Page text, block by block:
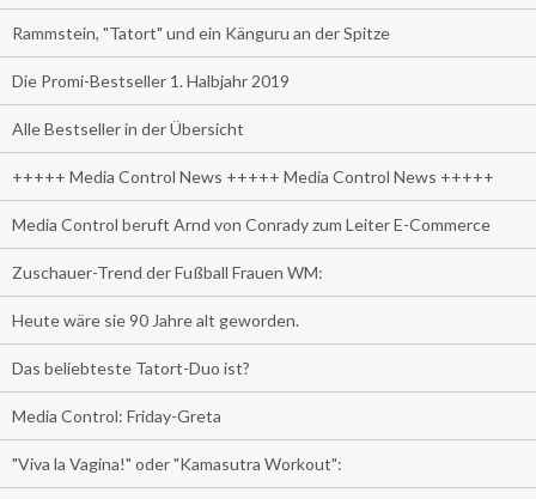
Rammstein, "Tatort" und ein Känguru an der Spitze
Die Promi-Bestseller 1. Halbjahr 2019
Alle Bestseller in der Übersicht
+++++ Media Control News +++++ Media Control News +++++
Media Control beruft Arnd von Conrady zum Leiter E-Commerce
Zuschauer-Trend der Fußball Frauen WM:
Heute wäre sie 90 Jahre alt geworden.
Das beliebteste Tatort-Duo ist?
Media Control: Friday-Greta
"Viva la Vagina!" oder "Kamasutra Workout":